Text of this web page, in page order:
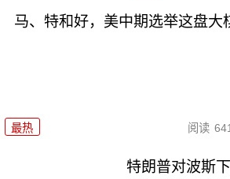
马、特和好，美中期选举这盘大
最热 阅读
特朗普对波斯